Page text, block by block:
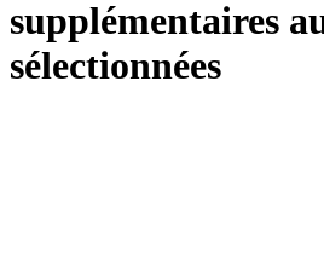
supplémentaires
sélectionnées